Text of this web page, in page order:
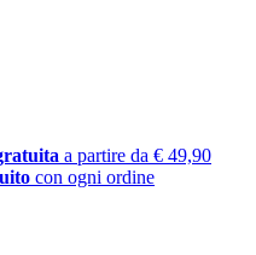
a partire da € 49,90
con ogni ordine